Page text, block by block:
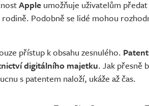
Apple umožňuje uživatelům
Podobně se lidé mohou
přístup k obsahu zesnulého.
digitálního majetku. Jak přesně
s patentem naloží, ukáže až čas.